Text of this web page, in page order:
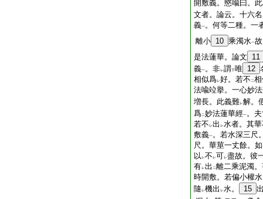
開敷義。愍喩曰。
文者。論云。十六名
義一。何等二種。一
離小 10 乘濁水一故
是法蓮華。論文
11
義一。非レ謂下唯 12
相似爲レ好。若不 二
法喩竝擧。一心妙
増長。此義難レ解。
爲二妙法蓮華經一。
若不 レ出 レ水者。其
敷義一。若水深三尺
尺。華莖一丈餘。如
以 レ不 レ可レ盡故。彼
有レ出 二離二乘泥濁
時開敷。若偏小權
隨 レ機出 レ水。 15